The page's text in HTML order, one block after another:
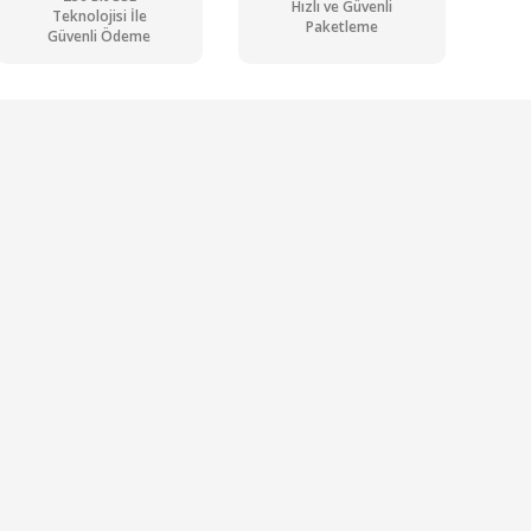
Teknolojisi İle
Güvenli Ödeme
Hızlı ve Güvenli
Paketleme